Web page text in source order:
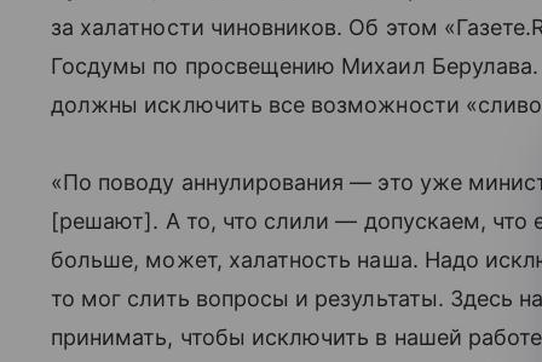
за халатности чиновников. Об этом
Госдумы по просвещению Михаил Берулава.
должны исключить все возможности
«По поводу аннулирования — это уже
[решают]. А то, что слили — допускаем, что
больше, может, халатность наша. Надо
то мог слить вопросы и результаты. Здесь
принимать, чтобы исключить в нашей